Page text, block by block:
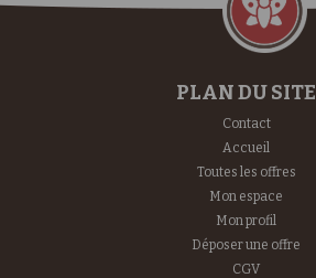
PLAN DU SITE
Contact
Accueil
Toutes les offres
Mon espace
Mon profil
Déposer une offre
CGV